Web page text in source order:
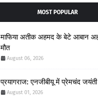
MOST POPULAR
माफिया अतीक अहमद के बेटे आबान
मौत
August 06, 2026
प्रयागराज: एनजीबीयू में प्रेमचंद
August 01, 2026